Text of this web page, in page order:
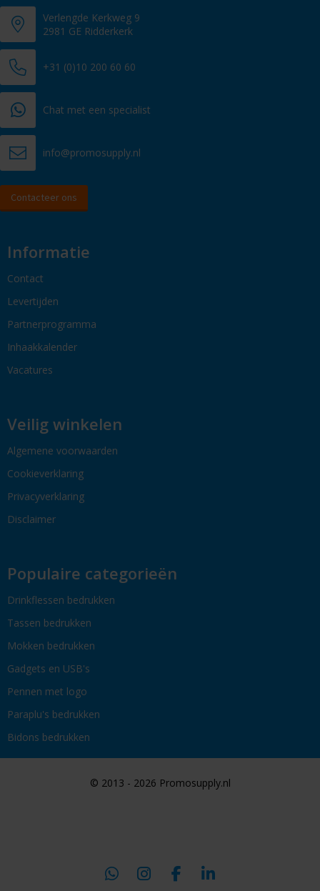
Verlengde Kerkweg 9
2981 GE Ridderkerk
+31 (0)10 200 60 60
Chat met een specialist
info@promosupply.nl
Contacteer ons
Informatie
Contact
Levertijden
Partnerprogramma
Inhaakkalender
Vacatures
Veilig winkelen
Algemene voorwaarden
Cookieverklaring
Privacyverklaring
Disclaimer
Populaire categorieën
Drinkflessen bedrukken
Tassen bedrukken
Mokken bedrukken
Gadgets en USB's
Pennen met logo
Paraplu's bedrukken
Bidons bedrukken
© 2013 - 2026 Promosupply.nl